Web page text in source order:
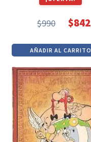
$990
precio
original
era:
$990.
$842
precio
actual
es:
$842.
AÑADIR AL CARRITO